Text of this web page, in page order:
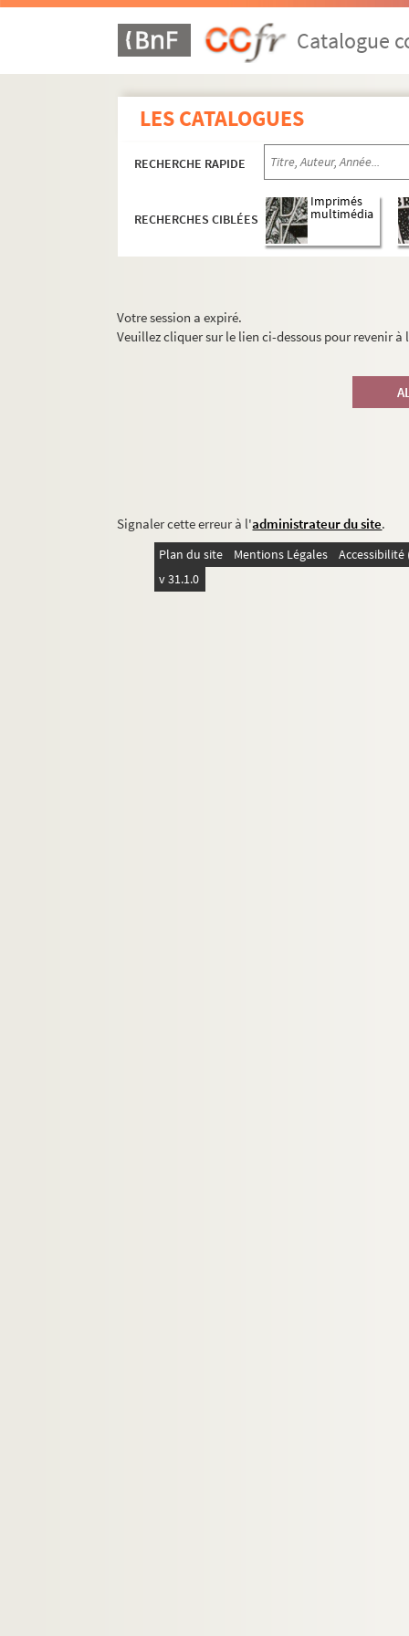
Catalogue
LES CATALOGUES
RECHERCHE RAPIDE
RECHERCHES CIBLÉES
Imprimés
multimédia
Votre session a expiré.
Veuillez cliquer sur le lien ci-dessous pour revenir
Signaler cette erreur à l'administrateur du site.
Plan du site Mentions Légales
v 31.1.0